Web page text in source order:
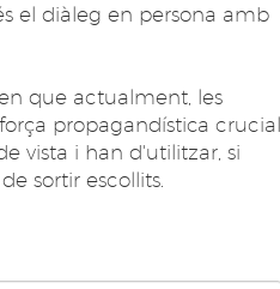
el diàleg en persona amb
que actualment, les
propagandística crucial
vista i han d'utilitzar, si
sortir escollits.